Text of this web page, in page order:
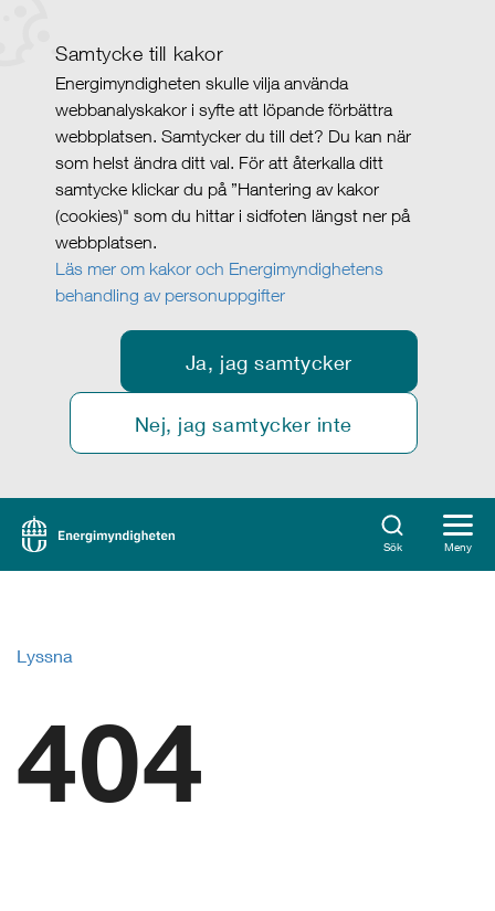
Samtycke till kakor
Energimyndigheten skulle vilja använda
webbanalyskakor i syfte att löpande förbättra
webbplatsen. Samtycker du till det? Du kan när
som helst ändra ditt val. För att återkalla ditt
samtycke klickar du på ”Hantering av kakor
(cookies)" som du hittar i sidfoten längst ner på
webbplatsen.
Läs mer om kakor och Energimyndighetens
behandling av personuppgifter
Ja, jag samtycker
Nej, jag samtycker inte
Sök Meny
Lyssna
404